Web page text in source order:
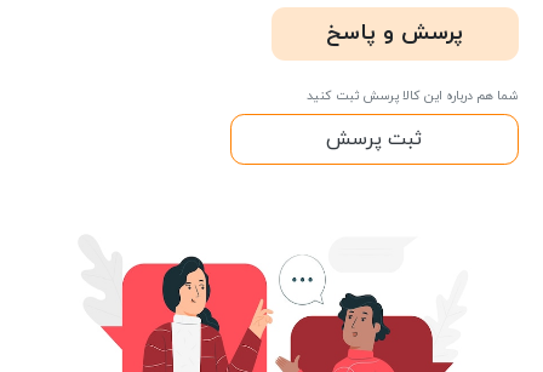
پرسش و پاسخ
شما هم درباره این کالا پرسش ثبت کنید
ثبت پرسش